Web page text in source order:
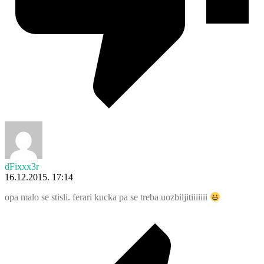
dFixxx3r
16.12.2015. 17:14
opa malo se stisli. ferari kucka pa se treba uozbiljitiiiiiii